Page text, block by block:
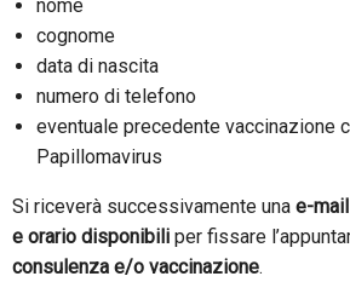
nome
cognome
data di nascita
numero di telefono
eventuale precedente vaccinazione
Papillomavirus
Si riceverà successivamente una e-
e orario disponibili per fissare
consulenza e/o vaccinazione.